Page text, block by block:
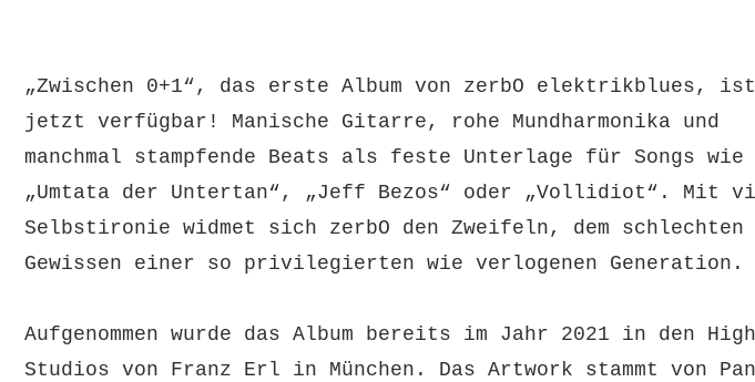
„Zwischen 0+1“, das erste Album von zerbO elektrikblues,
jetzt verfügbar! Manische Gitarre, rohe Mundharmonika und
manchmal stampfende Beats als feste Unterlage für Songs wie
„Umtata der Untertan“, „Jeff Bezos“ oder „Vollidiot“. Mit
Selbstironie widmet sich zerbO den Zweifeln, dem schlechten
Gewissen einer so privilegierten wie verlogenen Generation.
Aufgenommen wurde das Album bereits im Jahr 2021 in den
Studios von Franz Erl in München. Das Artwork stammt von